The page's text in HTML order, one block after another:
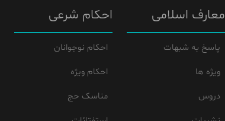
معارف اسلامی
پاسخ به شبهات
ویژه ها
دروس
احکام شرعی
احکام نوجوانان
احکام ویژه
مناسک حج